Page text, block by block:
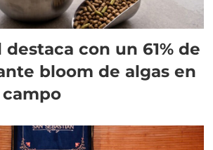
con un 61% de
bloom de algas en